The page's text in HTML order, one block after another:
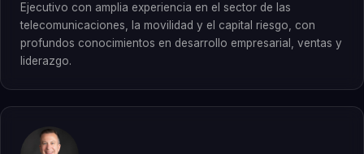
Ejecutivo con amplia experiencia en el sector de las
telecomunicaciones, la movilidad y el capital riesgo, con
profundos conocimientos en desarrollo empresarial, ventas y
liderazgo.